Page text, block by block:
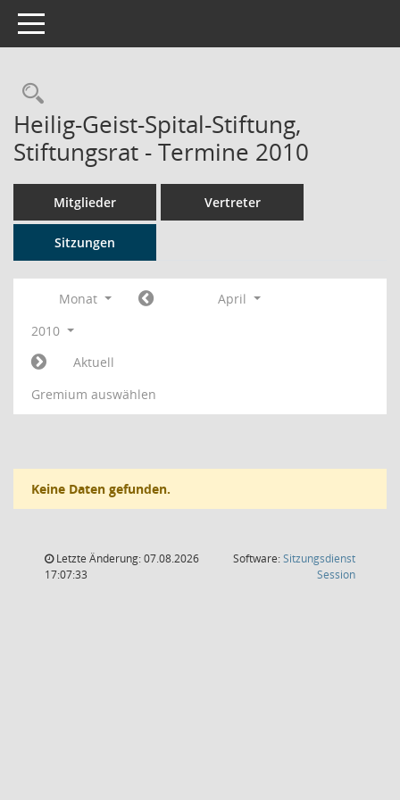
Toggle navigation
Rechercheauswahl
Heilig-Geist-Spital-Stiftung,
Stiftungsrat - Termine 2010
Mitglieder Vertreter
Sitzungen
Monat
April
2010
Aktuell
Gremium auswählen
Keine Daten gefunden.
Letzte Änderung: 07.08.2026
17:07:33
Software:Sitzungsdienst
Session(Wird in